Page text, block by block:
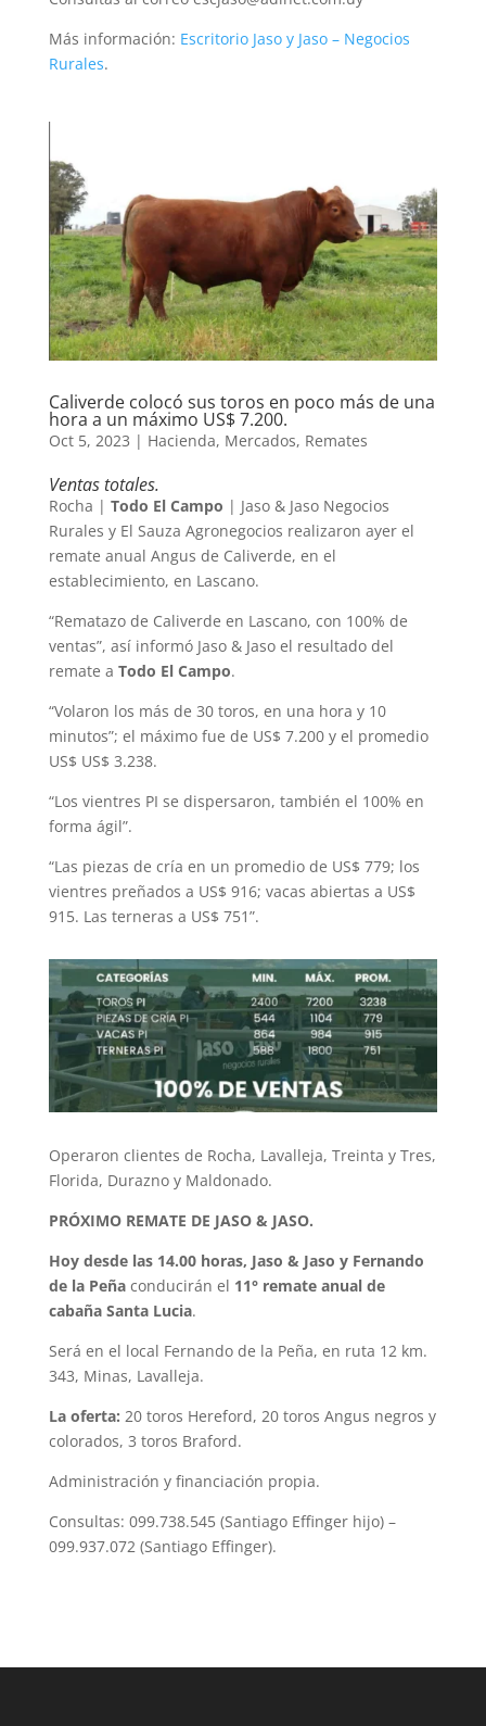
Más información: Escritorio Jaso y Jaso – Negocios
Rurales.
Caliverde colocó sus toros en poco más de una
hora a un máximo US$ 7.200.
Oct 5, 2023 | Hacienda, Mercados, Remates
Ventas totales.
Rocha | Todo El Campo | Jaso & Jaso Negocios
Rurales y El Sauza Agronegocios realizaron ayer el
remate anual Angus de Caliverde, en el
establecimiento, en Lascano.
“Rematazo de Caliverde en Lascano, con 100% de
ventas”, así informó Jaso & Jaso el resultado del
remate a Todo El Campo.
“Volaron los más de 30 toros, en una hora y 10
minutos”; el máximo fue de US$ 7.200 y el promedio
US$ US$ 3.238.
“Los vientres PI se dispersaron, también el 100% en
forma ágil”.
“Las piezas de cría en un promedio de US$ 779; los
vientres preñados a US$ 916; vacas abiertas a US$
915. Las terneras a US$ 751”.
Operaron clientes de Rocha, Lavalleja, Treinta y Tres,
Florida, Durazno y Maldonado.
PRÓXIMO REMATE DE JASO & JASO.
Hoy desde las 14.00 horas, Jaso & Jaso y Fernando
de la Peñaconducirán el 11° remate anual de
cabaña Santa Lucia.
Será en el local Fernando de la Peña, en ruta 12 km.
343, Minas, Lavalleja.
La oferta: 20 toros Hereford, 20 toros Angus negros y
colorados, 3 toros Braford.
Administración y financiación propia.
Consultas: 099.738.545 (Santiago Effinger hijo) –
099.937.072 (Santiago Effinger).